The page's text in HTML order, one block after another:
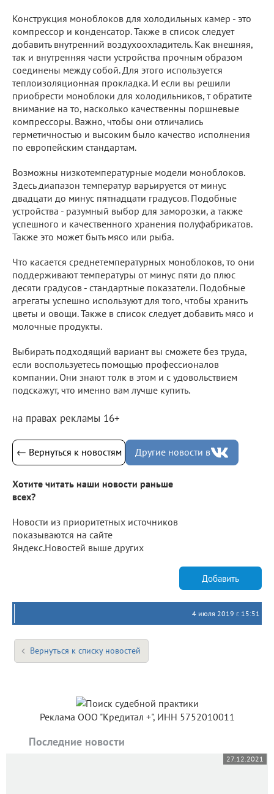
Конструкция моноблоков для холодильных камер - это
компрессор и конденсатор. Также в список следует
добавить внутренний воздухоохладитель. Как внешняя,
так и внутренняя части устройства прочным образом
соединены между собой. Для этого используется
теплоизоляционная прокладка. И если вы решили
приобрести моноблоки для холодильников, т обратите
внимание на то, насколько качественны поршневые
компрессоры. Важно, чтобы они отличались
герметичностью и высоким было качество исполнения
по европейским стандартам.
Возможны низкотемпературные модели моноблоков.
Здесь диапазон температур варьируется от минус
двадцати до минус пятнадцати градусов. Подобные
устройства - разумный выбор для заморозки, а также
успешного и качественного хранения полуфабрикатов.
Также это может быть мясо или рыба.
Что касается среднетемпературных моноблоков, то они
поддерживают температуры от минус пяти до плюс
десяти градусов - стандартные показатели. Подобные
агрегаты успешно используют для того, чтобы хранить
цветы и овощи. Также в список следует добавить мясо и
молочные продукты.
Выбирать подходящий вариант вы сможете без труда,
если воспользуетесь помощью профессионалов
компании. Они знают толк в этом и с удовольствием
подскажут, что именно вам лучше купить.
на правах рекламы 16+
← Вернуться к новостям Другие новости в
Хотите читать наши новости раньше
всех?
Новости из приоритетных источников
показываются на сайте
Яндекс.Новостей выше других
Добавить
4 июля 2019 г. 15:51
Вернуться к списку новостей
Реклама ООО "Кредитал +", ИНН 5752010011
Последние новости
27.12.2021